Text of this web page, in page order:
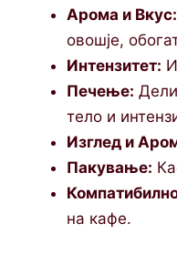
Арома и Вкус:
овошје,
Интензитет:
Печење:
тело и
Изглед и
Пакување:
на кафе.